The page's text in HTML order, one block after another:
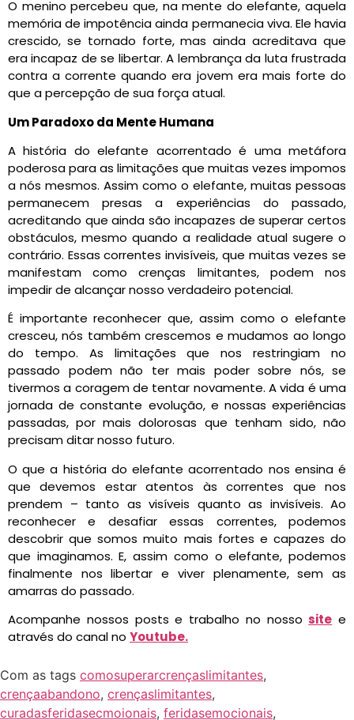
O menino percebeu que, na mente do elefante, aquela
memória de impotência ainda permanecia viva. Ele havia
crescido, se tornado forte, mas ainda acreditava que
era incapaz de se libertar. A lembrança da luta frustrada
contra a corrente quando era jovem era mais forte do
que a percepção de sua força atual.
Um Paradoxo da Mente Humana
A história do elefante acorrentado é uma metáfora
poderosa para as limitações que muitas vezes impomos
a nós mesmos. Assim como o elefante, muitas pessoas
permanecem presas a experiências do passado,
acreditando que ainda são incapazes de superar certos
obstáculos, mesmo quando a realidade atual sugere o
contrário. Essas correntes invisíveis, que muitas vezes se
manifestam como crenças limitantes, podem nos
impedir de alcançar nosso verdadeiro potencial.
É importante reconhecer que, assim como o elefante
cresceu, nós também crescemos e mudamos ao longo
do tempo. As limitações que nos restringiam no
passado podem não ter mais poder sobre nós, se
tivermos a coragem de tentar novamente. A vida é uma
jornada de constante evolução, e nossas experiências
passadas, por mais dolorosas que tenham sido, não
precisam ditar nosso futuro.
O que a história do elefante acorrentado nos ensina é
que devemos estar atentos às correntes que nos
prendem – tanto as visíveis quanto as invisíveis. Ao
reconhecer e desafiar essas correntes, podemos
descobrir que somos muito mais fortes e capazes do
que imaginamos. E, assim como o elefante, podemos
finalmente nos libertar e viver plenamente, sem as
amarras do passado.
Acompanhe nossos posts e trabalho no nossosite e
através do canal no Youtube.
Com as tags comosuperarcrençaslimitantes,
crençaabandono, crençaslimitantes,
curadasferidasecmoionais, feridasemocionais,